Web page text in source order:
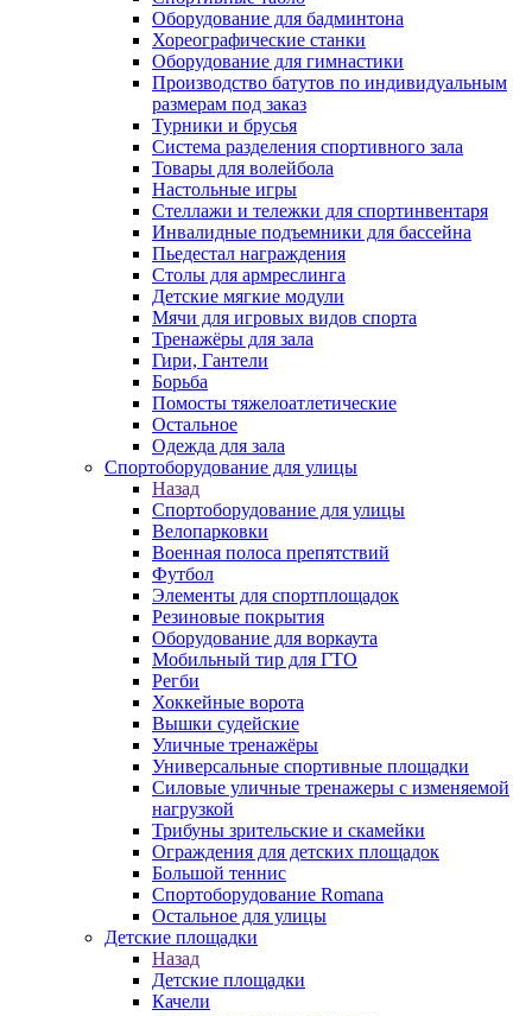
Оборудование для бадминтона
Хореографические станки
Оборудование для гимнастики
Производство батутов по индивидуальным
размерам под заказ
Турники и брусья
Система разделения спортивного зала
Товары для волейбола
Настольные игры
Стеллажи и тележки для спортинвентаря
Инвалидные подъемники для бассейна
Пьедестал награждения
Столы для армреслинга
Детские мягкие модули
Мячи для игровых видов спорта
Тренажёры для зала
Гири, Гантели
Борьба
Помосты тяжелоатлетические
Остальное
Одежда для зала
Спортоборудование для улицы
Назад
Спортоборудование для улицы
Велопарковки
Военная полоса препятствий
Футбол
Элементы для спортплощадок
Резиновые покрытия
Оборудование для воркаута
Мобильный тир для ГТО
Регби
Хоккейные ворота
Вышки судейские
Уличные тренажёры
Универсальные спортивные площадки
Силовые уличные тренажеры с изменяемой
нагрузкой
Трибуны зрительские и скамейки
Ограждения для детских площадок
Большой теннис
Спортоборудование Romana
Остальное для улицы
Детские площадки
Назад
Детские площадки
Качели